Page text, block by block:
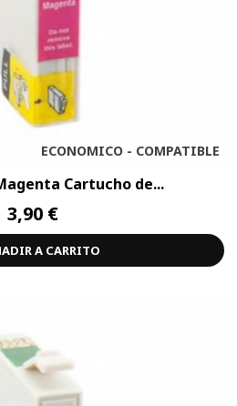
ECONOMICO - COMPATIBLE
Cartucho de...
3,90 €
A CARRITO